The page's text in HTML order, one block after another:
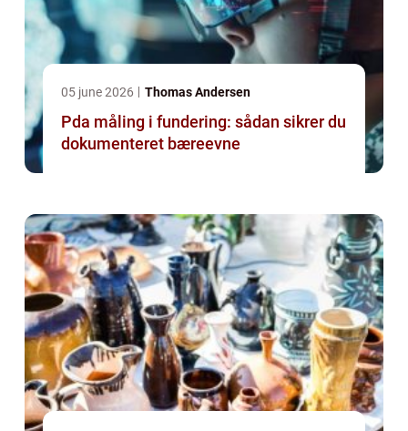
05 june 2026 Thomas Andersen
Pda måling i fundering: sådan sikrer du
dokumenteret bæreevne